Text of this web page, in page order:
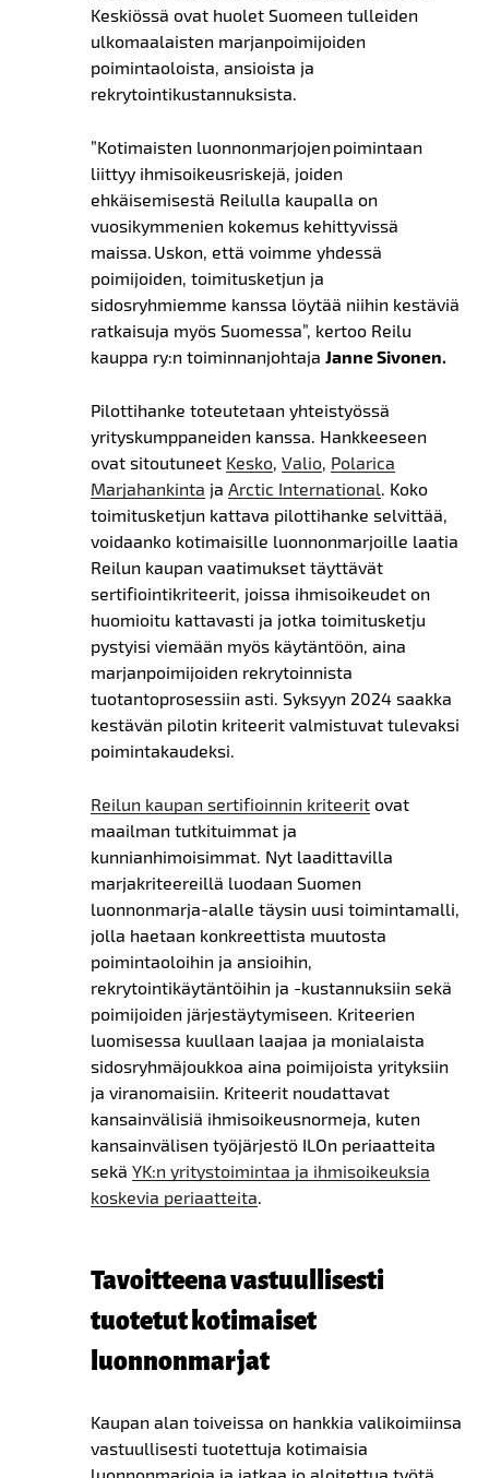
Keskiössä ovat huolet Suomeen tulleiden
ulkomaalaisten marjanpoimijoiden
poimintaoloista, ansioista ja
rekrytointikustannuksista.
”Kotimaisten luonnonmarjojen poimintaan
liittyy ihmisoikeusriskejä, joiden
ehkäisemisestä Reilulla kaupalla on
vuosikymmenien kokemus kehittyvissä
maissa. Uskon, että voimme yhdessä
poimijoiden, toimitusketjun ja
sidosryhmiemme kanssa löytää niihin kestäviä
ratkaisuja myös Suomessa”, kertoo Reilu
kauppa ry:n toiminnanjohtaja Janne Sivonen.
Pilottihanke toteutetaan yhteistyössä
yrityskumppaneiden kanssa. Hankkeeseen
ovat sitoutuneet Kesko, Valio, Polarica
Marjahankinta ja Arctic International. Koko
toimitusketjun kattava pilottihanke selvittää,
voidaanko kotimaisille luonnonmarjoille laatia
Reilun kaupan vaatimukset täyttävät
sertifiointikriteerit, joissa ihmisoikeudet on
huomioitu kattavasti ja jotka toimitusketju
pystyisi viemään myös käytäntöön, aina
marjanpoimijoiden rekrytoinnista
tuotantoprosessiin asti. Syksyyn 2024 saakka
kestävän pilotin kriteerit valmistuvat tulevaksi
poimintakaudeksi.
Reilun kaupan sertifioinnin kriteeritovat
maailman tutkituimmat ja
kunnianhimoisimmat. Nyt laadittavilla
marjakriteereillä luodaan Suomen
luonnonmarja-alalle täysin uusi toimintamalli,
jolla haetaan konkreettista muutosta
poimintaoloihin ja ansioihin,
rekrytointikäytäntöihin ja -kustannuksiin sekä
poimijoiden järjestäytymiseen. Kriteerien
luomisessa kuullaan laajaa ja monialaista
sidosryhmäjoukkoa aina poimijoista yrityksiin
ja viranomaisiin. Kriteerit noudattavat
kansainvälisiä ihmisoikeusnormeja, kuten
kansainvälisen työjärjestö ILOn periaatteita
sekä YK:n yritystoimintaa ja ihmisoikeuksia
koskevia periaatteita.
Tavoitteena vastuullisesti
tuotetut kotimaiset
luonnonmarjat
Kaupan alan toiveissa on hankkia valikoimiinsa
vastuullisesti tuotettuja kotimaisia